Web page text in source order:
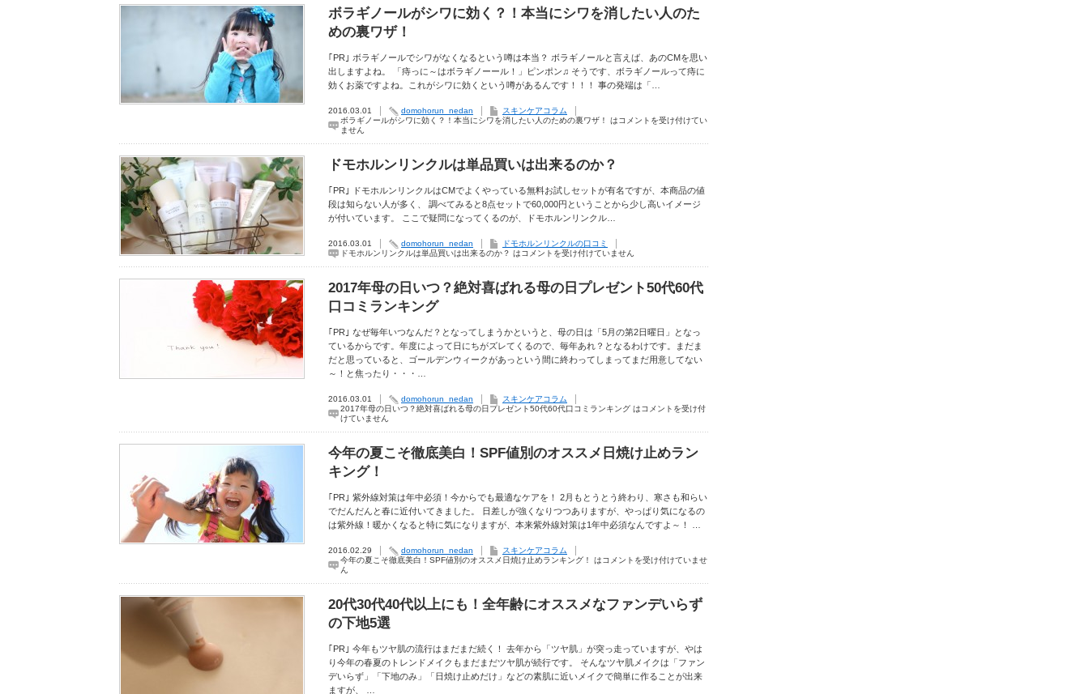
ボラギノールがシワに効く？！本当にシワを消したい人のた
めの裏ワザ！
｢PR｣ ボラギノールでシワがなくなるという噂は本当？ ボラギノールと言えば、あのCMを思い
出しますよね。 「痔っに～はボラギノーール！」ピンポン♫ そうです、ボラギノールって痔に
効くお薬ですよね。これがシワに効くという噂があるんです！！！ 事の発端は「…
2016.03.01 domohorun_nedan
スキンケアコラム
ボラギノールがシワに効く？！本当にシワを消したい人のための裏ワザ！ はコメントを受け付けてい
ません
ドモホルンリンクルは単品買いは出来るのか？
｢PR｣ ドモホルンリンクルはCMでよくやっている無料お試しセットが有名ですが、本商品の値
段は知らない人が多く、 調べてみると8点セットで60,000円ということから少し高いイメージ
が付いています。 ここで疑問になってくるのが、ドモホルンリンクル…
2016.03.01 domohorun_nedan
ドモホルンリンクルの口コミ
ドモホルンリンクルは単品買いは出来るのか？ はコメントを受け付けていません
2017年母の日いつ？絶対喜ばれる母の日プレゼント50代60代
口コミランキング
｢PR｣ なぜ毎年いつなんだ？となってしまうかというと、母の日は「5月の第2日曜日」となっ
ているからです。年度によって日にちがズレてくるので、毎年あれ？となるわけです。まだま
だと思っていると、ゴールデンウィークがあっという間に終わってしまってまだ用意してない
～！と焦ったり・・・…
2016.03.01 domohorun_nedan
スキンケアコラム
2017年母の日いつ？絶対喜ばれる母の日プレゼント50代60代口コミランキング はコメントを受け付
けていません
今年の夏こそ徹底美白！SPF値別のオススメ日焼け止めラン
キング！
｢PR｣ 紫外線対策は年中必須！今からでも最適なケアを！ 2月もとうとう終わり、寒さも和らい
でだんだんと春に近付いてきました。 日差しが強くなりつつありますが、やっぱり気になるの
は紫外線！暖かくなると特に気になりますが、本来紫外線対策は1年中必須なんですよ～！ …
2016.02.29 domohorun_nedan
スキンケアコラム
今年の夏こそ徹底美白！SPF値別のオススメ日焼け止めランキング！ はコメントを受け付けていませ
ん
20代30代40代以上にも！全年齢にオススメなファンデいらず
の下地5選
｢PR｣ 今年もツヤ肌の流行はまだまだ続く！ 去年から「ツヤ肌」が突っ走っていますが、やは
り今年の春夏のトレンドメイクもまだまだツヤ肌が続行です。 そんなツヤ肌メイクは「ファン
デいらず」「下地のみ」「日焼け止めだけ」などの素肌に近いメイクで簡単に作ることが出来
ますが、 …